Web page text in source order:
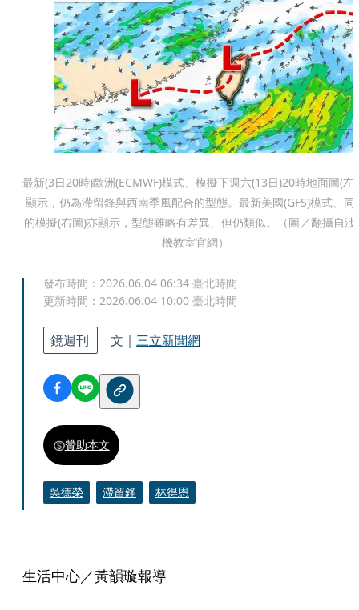
最新(3日20時)歐洲(ECMWF)模式、模擬下週六(13日)20時地面圖(左
顯示，仍為滯留鋒與西南季風配合的型態。最新美國(GFS)模式、同
的模擬(右圖)亦顯示，型態雖略有差異、但仍類似。（圖／翻攝自洩
機教室官網）
發布時間： 2026.06.04 06:34 臺北時間
更新時間： 2026.06.04 10:00 臺北時間
鏡週刊 文｜ 三立新聞網
贊助本文
吳德榮 滯留鋒 林得恩
生活中心／黃韻璇報導